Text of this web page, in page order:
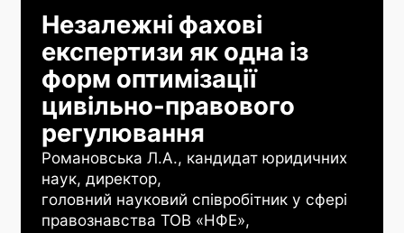
Незалежні фахові
експертизи як одна із
форм оптимізації
цивільно-правового
регулювання
Романовська Л.А., кандидат юридичних
наук, директор,
головний науковий співробітник у сфері
правознавства ТОВ «НФЕ»,